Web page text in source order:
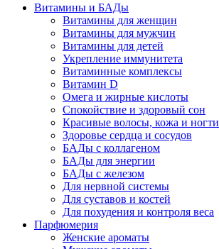
Витамины и БАДы
Витамины для женщин
Витамины для мужчин
Витамины для детей
Укрепление иммунитета
Витаминные комплексы
Витамин D
Омега и жирные кислоты
Спокойствие и здоровый сон
Красивые волосы, кожа и ногти
Здоровье сердца и сосудов
БАДы с коллагеном
БАДы для энергии
БАДы с железом
Для нервной системы
Для суставов и костей
Для похудения и контроля веса
Парфюмерия
Женские ароматы